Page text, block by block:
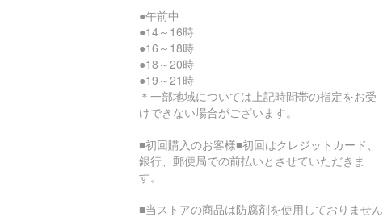
●午前中
●14～16時
●16～18時
●18～20時
●19～21時
＊一部地域については上記時間帯の指定をお受
けできない場合がございます。
■初回購入のお客様■初回はクレジットカード、
銀行、郵便局での前払いとさせていただきま
す。
■当ストアの商品は防腐剤を使用しておりません